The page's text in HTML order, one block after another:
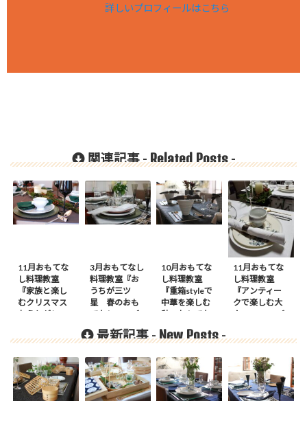
詳しいプロフィールはこちら
関連記事 -Related Posts-
11月おもてな
し料理教室
『家族と楽し
むクリスマス
おうちがレス
3月おもてなし
料理教室『お
うちが三ツ
星 春のおも
てなし』のご
10月おもてな
し料理教室
『重箱styleで
中華を楽しむ
秋のおもてな
11月おもてな
し料理教室
『アンティー
クで楽しむ大
人Noel』のご
最新記事 -New Posts-